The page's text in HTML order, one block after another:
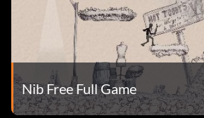
Nib Free Full Game